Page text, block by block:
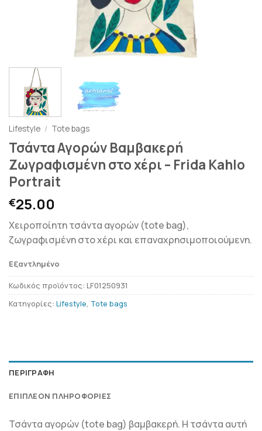
Lifestyle / Tote bags
Τσάντα Αγορών Βαμβακερή
Ζωγραφισμένη στο χέρι – Frida Kahlo
Portrait
€25.00
Χειροποίητη τσάντα αγορών (tote bag),
ζωγραφισμένη στο χέρι και επαναχρησιμοποιούμενη.
Εξαντλημένο
Κωδικός προϊόντος: LF01250931
Κατηγορίες: Lifestyle, Tote bags
ΠΕΡΙΓΡΑΦΉ
ΕΠΙΠΛΈΟΝ ΠΛΗΡΟΦΟΡΊΕΣ
Τσάντα αγορών (tote bag) βαμβακερή. Η τσάντα αυτή